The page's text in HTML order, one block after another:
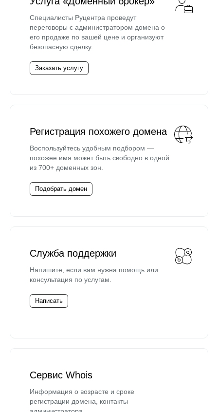
Специалисты Руцентра проведут
переговоры с администратором домена о
его продаже по вашей цене и организуют
безопасную сделку.
Заказать услугу
Регистрация похожего домена
Воспользуйтесь удобным подбором —
похожее имя может быть свободно в одной
из 700+ доменных зон.
Подобрать домен
Служба поддержки
Напишите, если вам нужна помощь или
консультация по услугам.
Написать
Сервис Whois
Информация о возрасте и сроке
регистрации домена, контакты